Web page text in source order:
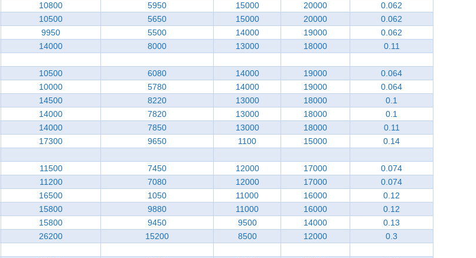
10800 5950 15000 20000
0.062
10500 5650 15000 20000
0.062
9950 5500 14000 19000
0.062
14000 8000 13000 18000 0.11
10500 6080 14000 19000
0.064
10000 5780 14000 19000
0.064
14500 8220 13000 18000
0.1
14000 7820 13000 18000
0.1
14000 7850 13000 18000
0.11
17300 9650 1100 15000 0.14
11500 7450 12000 17000
0.074
11200 7080 12000 17000
0.074
16500 1050 11000 16000
0.12
15800 9880 11000 16000
0.12
15800 9450 9500 14000
0.13
26200 15200 8500 12000 0.3